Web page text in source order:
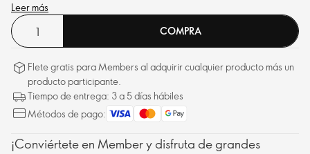
Leer más
COMPRA
Flete gratis para Members al adquirir cualquier producto más un
producto participante.
Tiempo de entrega: 3 a 5 días hábiles
Métodos de pago:
¡Conviértete en Member y disfruta de grandes